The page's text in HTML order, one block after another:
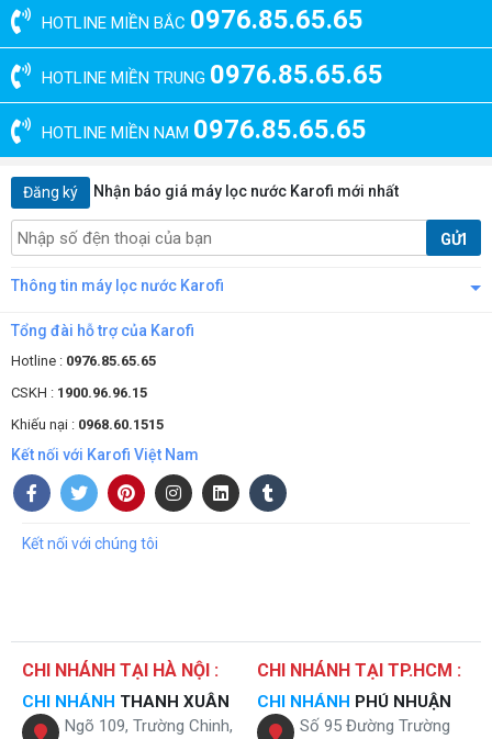
HOTLINE MIỀN BẮC 0976.85.65.65
HOTLINE MIỀN TRUNG 0976.85.65.65
HOTLINE MIỀN NAM 0976.85.65.65
Đăng ký Nhận báo giá máy lọc nước Karofi mới nhất
GỬI
Thông tin máy lọc nước Karofi
Tổng đài hỗ trợ của Karofi
Hotline : 0976.85.65.65
CSKH : 1900.96.96.15
Khiếu nại : 0968.60.1515
Kết nối với Karofi Việt Nam
Kết nối với chúng tôi
CHI NHÁNH TẠI HÀ NỘI :
CHI NHÁNH THANH XUÂN
Ngõ 109, Trường Chinh,
CHI NHÁNH TẠI TP.HCM :
CHI NHÁNH PHÚ NHUẬN
Số 95 Đường Trường